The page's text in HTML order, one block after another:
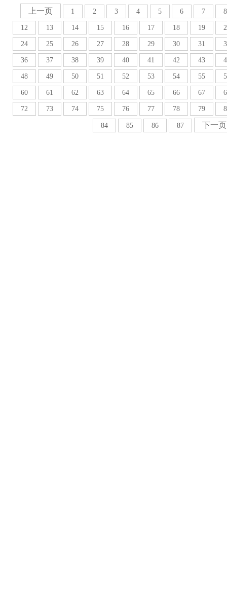
上一页 1 2 3 4 5 6 7 8
12 13 14 15 16 17 18 19
24 25 26 27 28 29 30 31
36 37 38 39 40 41 42 43
48 49 50 51 52 53 54 55
60 61 62 63 64 65 66 67
72 73 74 75 76 77 78 79
84 85 86 87 下一页